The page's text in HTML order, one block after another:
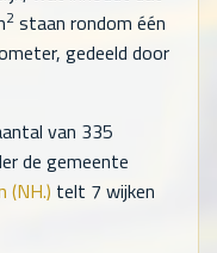
2 staan rondom één
gedeeld door
van 335
de gemeente
(NH.) telt 7 wijken